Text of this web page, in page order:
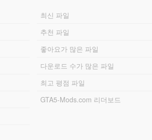
최신 파일
추천 파일
좋아요가 많은 파일
다운로드 수가 많은 파일
최고 평점 파일
GTA5-Mods.com 리더보드